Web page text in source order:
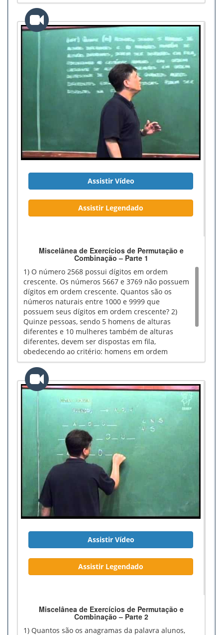
pessoas existem 5 médicos, 6 engenheiros e 3
advogados. Quantas comissões de 7 pessoas
podem ser formadas, cada qual constituída de 3
médicos, 2 engenheiros e 3 advogados?
Assistir Vídeo
Assistir Legendado
Miscelânea de Exercícios de Permutação e
Combinação – Parte 1
1) O número 2568 possui dígitos em ordem
crescente. Os números 5667 e 3769 não possuem
dígitos em ordem crescente. Quantos são os
números naturais entre 1000 e 9999 que
possuem seus dígitos em ordem crescente? 2)
Quinze pessoas, sendo 5 homens de alturas
diferentes e 10 mulheres também de alturas
diferentes, devem ser dispostas em fila,
obedecendo ao critério: homens em ordem
crescente de altura e mulheres em ordem
decrescente de altura. De quantos modos
diferentes essas 15 pessoas podem ser dispostas
na fila?
Assistir Vídeo
Assistir Legendado
Miscelânea de Exercícios de Permutação e
Combinação – Parte 2
1) Quantos são os anagramas da palavra alunos,